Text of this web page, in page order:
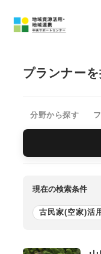
プランナー
分野から探す
現在の検索条件
古民家(空家)活